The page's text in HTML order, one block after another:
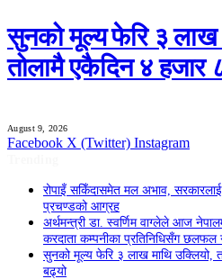
सुनको मूल्य फेरि ३ लाख
तोलामै एकैदिन ४ हजार
August 9, 2026
Facebook X (Twitter) Instagram
रोपाइँ सकिँदासमेत मल अभाव,
प्रचण्डको आग्रह
अर्थमन्त्री डा. स्वर्णिम वाग्लेले आज
करदाता कम्पनीका प्रतिनिधिसँग छलफल
सुनको मूल्य फेरि ३ लाख माथि उक्लियो,
बढ्यो